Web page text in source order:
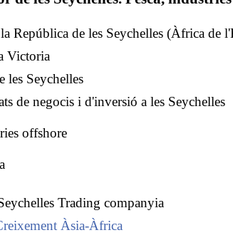
República de les Seychelles (Àfrica de
Victoria
les Seychelles
de negocis i d'inversió a les Seychelles
offshore
Trading companyia
Àsia-Àfrica